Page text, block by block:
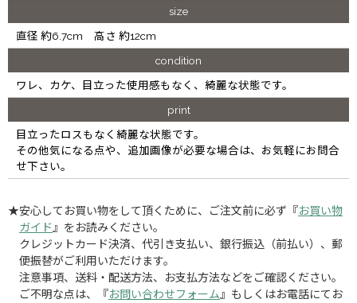
size
直径 約6.7cm 高さ 約12cm
condition
ワレ、カケ、目立った使用感もなく、綺麗な状態です。
print
目立ったロスもなく綺麗な状態です。
その他気になる点や、追加画像が必要な場合は、お気軽にお問合
せ下さい。
★安心してお買い物をして頂くために、ご注文前に必ず『お買い物
ガイド 』をお読みください。
クレジットカード決済、代引き支払い、銀行振込（前払い）、郵
便振替がご利用いただけます。
注意事項、送料・配送方法、お支払方法などをご確認ください。
ご不明な点は、『お問い合わせフォーム 』もしくはお電話にてお